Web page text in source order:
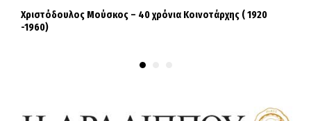
Χριστόδουλος Μούσκος – 40 χρόνια Κοινοτάρχης ( 1920
-1960)